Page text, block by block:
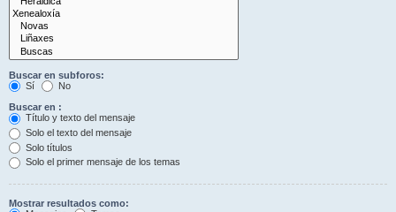
Buscar en subforos:
Sí
No
Buscar en :
Título y texto del mensaje
Solo el texto del mensaje
Solo títulos
Solo el primer mensaje de los temas
Mostrar resultados como: